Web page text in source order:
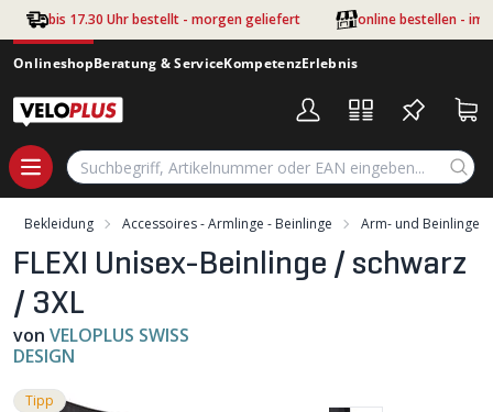
Zum Hauptinhalt springen
bis 17.30 Uhr bestellt - morgen geliefert online bestellen - im
OnlineshopBeratung & ServiceKompetenzErlebnis
Bekleidung Accessoires - Armlinge - Beinlinge Arm- und Beinlinge
FLEXI Unisex-Beinlinge / schwarz
/ 3XL
von VELOPLUS SWISS
DESIGN
Tipp